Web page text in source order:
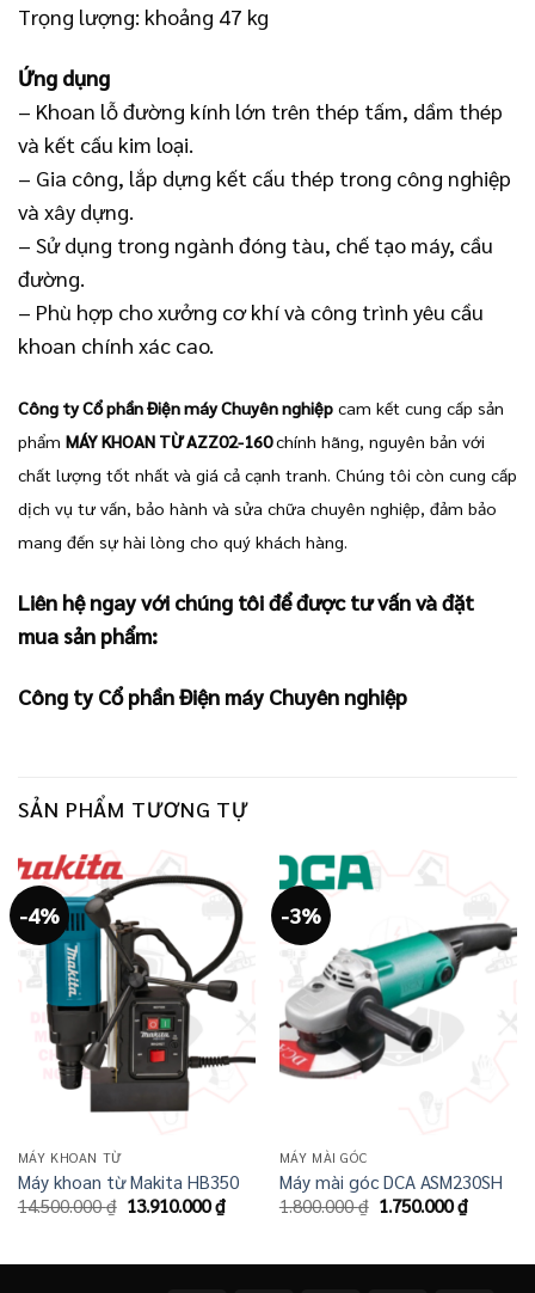
Trọng lượng: khoảng 47 kg
Ứng dụng
– Khoan lỗ đường kính lớn trên thép tấm, dầm thép
và kết cấu kim loại.
– Gia công, lắp dựng kết cấu thép trong công nghiệp
và xây dựng.
– Sử dụng trong ngành đóng tàu, chế tạo máy, cầu
đường.
– Phù hợp cho xưởng cơ khí và công trình yêu cầu
khoan chính xác cao.
Công ty Cổ phần Điện máy Chuyên nghiệp cam kết cung cấp sản
phẩm MÁY KHOAN TỪ AZZ02-160chính hãng, nguyên bản với
chất lượng tốt nhất và giá cả cạnh tranh. Chúng tôi còn cung cấp
dịch vụ tư vấn, bảo hành và sửa chữa chuyên nghiệp, đảm bảo
mang đến sự hài lòng cho quý khách hàng.
Liên hệ ngay với chúng tôi để được tư vấn và đặt
mua sản phẩm:
Công ty Cổ phần Điện máy Chuyên nghiệp
SẢN PHẨM TƯƠNG TỰ
-4%
MÁY KHOAN TỪ
Máy khoan từ Makita HB350
14.500.000₫ Giá
14.500.000 ₫.
13.910.000₫Giá
là:
-3%
MÁY MÀI GÓC
Máy mài góc DCA ASM230SH
1.800.000₫ Giá
1.800.000 ₫.
1.750.000₫Giá
là: